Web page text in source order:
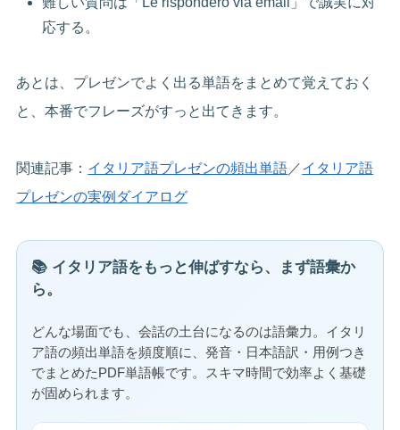
応する。
あとは、プレゼンでよく出る単語をまとめて覚えておく
と、本番でフレーズがすっと出てきます。
関連記事： イタリア語プレゼンの頻出単語 ／イタリア語
プレゼンの実例ダイアログ
📚 イタリア語をもっと伸ばすなら、まず語彙か
ら。
どんな場面でも、会話の土台になるのは語彙力。イタリ
ア語の頻出単語を頻度順に、発音・日本語訳・用例つき
でまとめたPDF単語帳です。スキマ時間で効率よく基礎
が固められます。